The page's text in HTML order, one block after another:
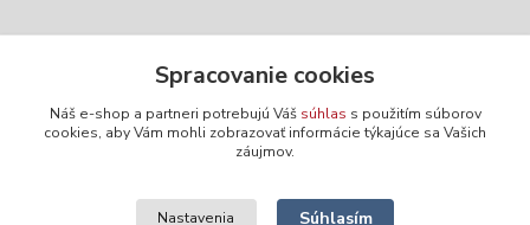
+421 903 152 158
Spracovanie cookies
Náš e-shop a partneri potrebujú Váš súhlas s použitím súborov
cookies, aby Vám mohli zobrazovať informácie týkajúce sa Vašich
záujmov.
Nastavenia Súhlasím